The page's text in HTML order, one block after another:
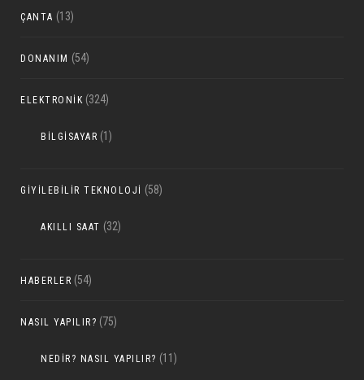
ÇANTA (13)
DONANIM (54)
ELEKTRONIK (324)
BILGISAYAR (1)
GIYILEBILIR TEKNOLOJI (58)
AKILLI SAAT (32)
HABERLER (54)
NASIL YAPILIR? (75)
NEDIR? NASIL YAPILIR? (11)